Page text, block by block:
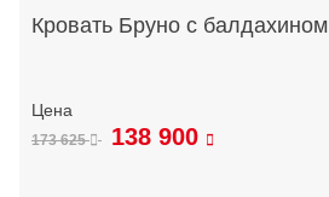
Кровать Бруно с балдахином
173 625 138 900